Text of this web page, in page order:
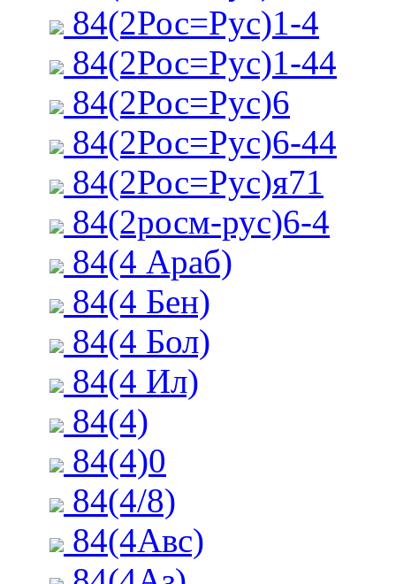
84(2Рос=Рус)1-4
84(2Рос=Рус)1-44
84(2Рос=Рус)6
84(2Рос=Рус)6-44
84(2Рос=Рус)я71
84(2росм-рус)6-4
84(4 Араб)
84(4 Бен)
84(4 Бол)
84(4 Ил)
84(4)
84(4)0
84(4/8)
84(4Авс)